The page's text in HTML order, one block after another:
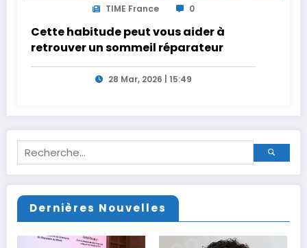
TIME France 0
Cette habitude peut vous aider à
retrouver un sommeil réparateur
28 Mar, 2026 | 15:49
Dernières Nouvelles